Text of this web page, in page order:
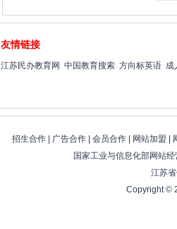
友情链接
江苏民办教育网 中国教育搜索 方向标英语 成
招生合作| 广告合作| 会员合作| 网站加盟 |
国家工业与信息化部网站
江苏
Copyright ©